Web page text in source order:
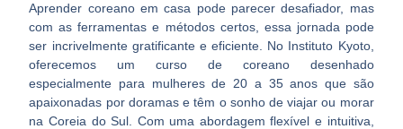
Aprender coreano em casa pode parecer desafiador, mas
com as ferramentas e métodos certos, essa jornada pode
ser incrivelmente gratificante e eficiente. No Instituto Kyoto,
oferecemos um curso de coreano desenhado
especialmente para mulheres de 20 a 35 anos que são
apaixonadas por doramas e têm o sonho de viajar ou morar
na Coreia do Sul. Com uma abordagem flexível e intuitiva,